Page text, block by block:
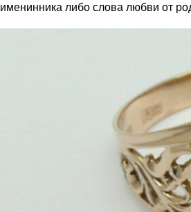
именинника либо слова любви от